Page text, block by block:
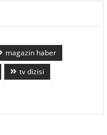
magazin haber
tv dizisi